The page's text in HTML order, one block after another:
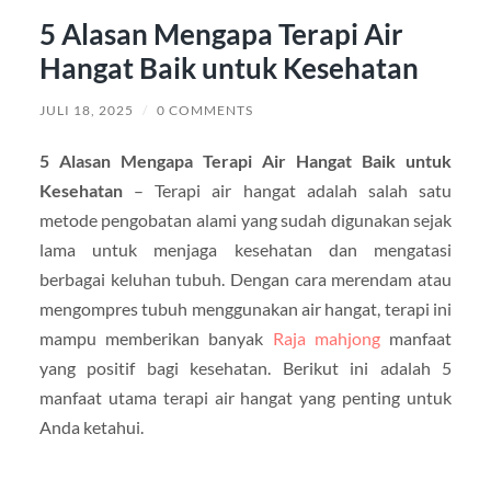
5 Alasan Mengapa Terapi Air
Hangat Baik untuk Kesehatan
JULI 18, 2025 / 0 COMMENTS
5 Alasan Mengapa Terapi Air Hangat Baik untuk
Kesehatan– Terapi air hangat adalah salah satu
metode pengobatan alami yang sudah digunakan sejak
lama untuk menjaga kesehatan dan mengatasi
berbagai keluhan tubuh. Dengan cara merendam atau
mengompres tubuh menggunakan air hangat, terapi ini
mampu memberikan banyak Raja mahjongmanfaat
yang positif bagi kesehatan. Berikut ini adalah 5
manfaat utama terapi air hangat yang penting untuk
Anda ketahui.